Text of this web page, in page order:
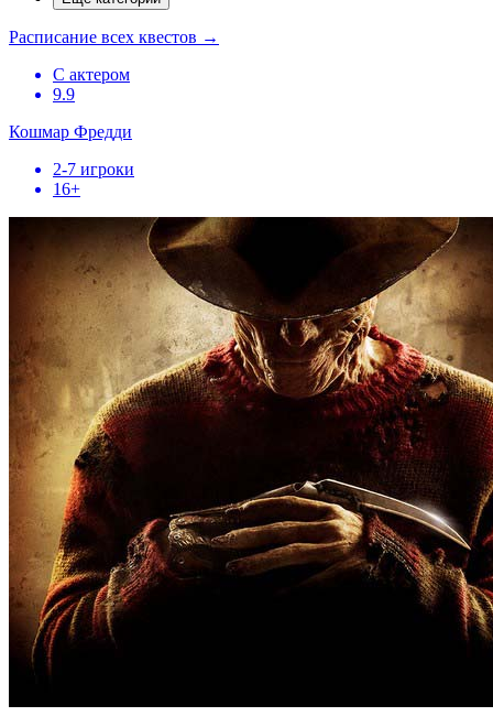
Расписание всех квестов →
С актером
9.9
Кошмар Фредди
2-7 игроки
16+